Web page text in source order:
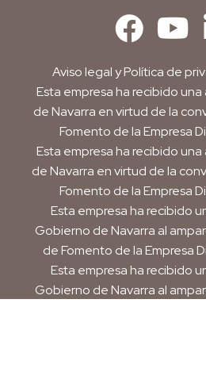
Aviso legalyPolítica de
Esta empresa ha recibido
de Navarra en virtud de la
Fomento de la Empresa
Esta empresa ha recibido
de Navarra en virtud de la
Fomento de la Empresa
Esta empresa ha recibido
Gobierno de Navarra al
de Fomento de la Empresa
Esta empresa ha recibido
Gobierno de Navarra al